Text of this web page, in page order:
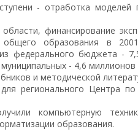
- отработка моделей
финансирование
образования в
федерального бюджета -
- 4,6 миллионов
и методической
регионального Центра
компьютерную
образования.